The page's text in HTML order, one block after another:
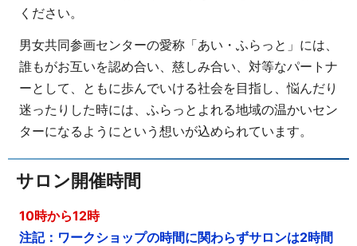
ください。
男女共同参画センターの愛称「あい・ふらっと」には、
誰もがお互いを認め合い、慈しみ合い、対等なパートナ
ーとして、ともに歩んでいける社会を目指し、悩んだり
迷ったりした時には、ふらっとよれる地域の温かいセン
ターになるようにという想いが込められています。
サロン開催時間
10時から12時
注記：ワークショップの時間に関わらずサロンは2時間